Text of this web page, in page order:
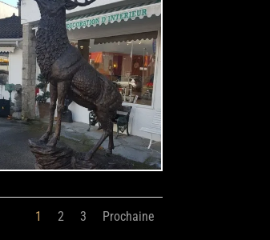
1 2 3 Prochaine